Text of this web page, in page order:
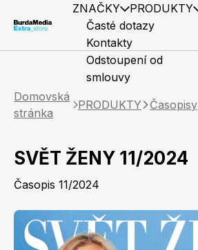
ZNAČKY PRODUKTY
Elle
Předplatné časopisů
Časté dotazy
Kontakty
Odstoupení od
smlouvy
Domovská
stránka
PRODUKTY Časopisy
SVĚT ŽENY 11/2024
Časopis 11/2024